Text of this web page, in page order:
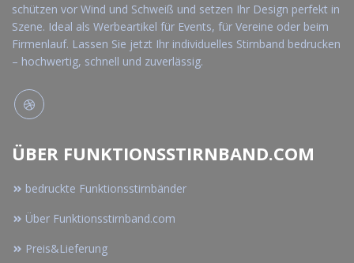
schützen vor Wind und Schweiß und setzen Ihr Design perfekt in
Szene. Ideal als Werbeartikel für Events, für Vereine oder beim
Firmenlauf. Lassen Sie jetzt Ihr individuelles Stirnband bedrucken
– hochwertig, schnell und zuverlässig.
ÜBER FUNKTIONSSTIRNBAND.COM
bedruckte Funktionsstirnbänder
Über Funktionsstirnband.com
Preis&Lieferung